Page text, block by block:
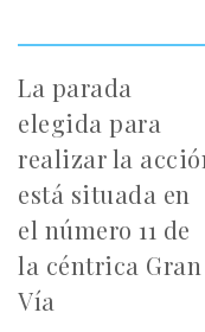
La parada
elegida para
realizar la
está situada en
el número 11 de
la céntrica Gran
Vía